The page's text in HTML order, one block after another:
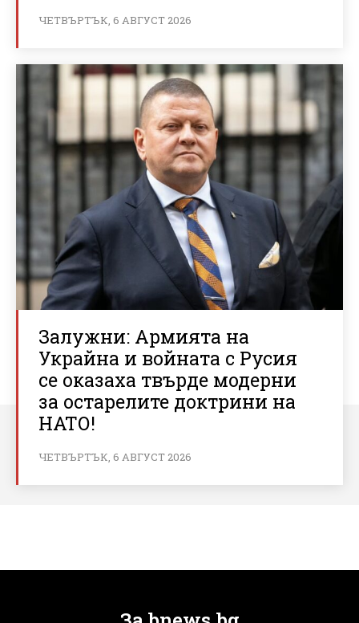
ЧЕТВЪРТЪК, 6 АВГУСТ 2026
Залужни: Армията на
Украйна и войната с Русия
се оказаха твърде модерни
за остарелите доктрини на
НАТО!
ЧЕТВЪРТЪК, 6 АВГУСТ 2026